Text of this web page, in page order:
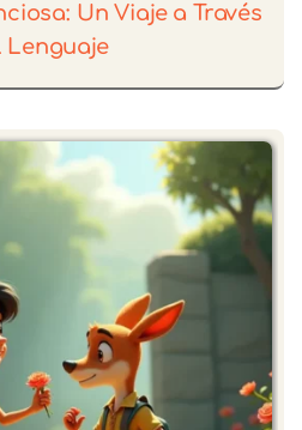
Un Viaje a Través
Lenguaje